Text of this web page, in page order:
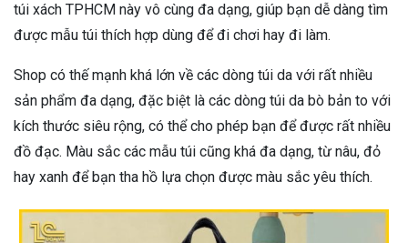
túi xách TPHCM này vô cùng đa dạng, giúp bạn dễ dàng tìm
được mẫu túi thích hợp dùng để đi chơi hay đi làm.
Shop có thế mạnh khá lớn về các dòng túi da với rất nhiều
sản phẩm đa dạng, đặc biệt là các dòng túi da bò bản to với
kích thước siêu rộng, có thể cho phép bạn để được rất nhiều
đồ đạc. Màu sắc các mẫu túi cũng khá đa dạng, từ nâu, đỏ
hay xanh để bạn tha hồ lựa chọn được màu sắc yêu thích.